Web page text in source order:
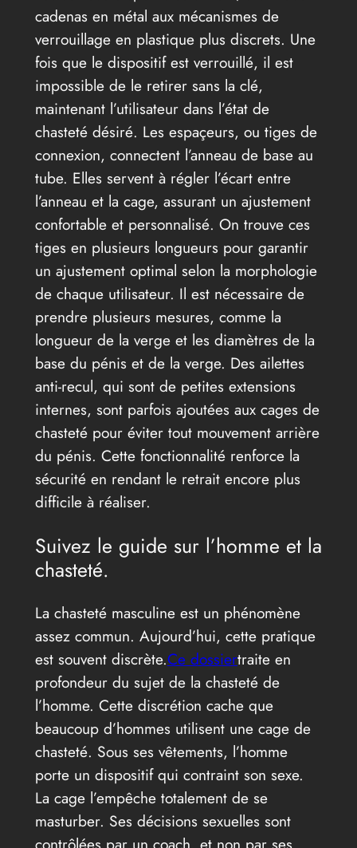
cadenas en métal aux mécanismes de
verrouillage en plastique plus discrets. Une
fois que le dispositif est verrouillé, il est
impossible de le retirer sans la clé,
maintenant l’utilisateur dans l’état de
chasteté désiré. Les espaçeurs, ou tiges de
connexion, connectent l’anneau de base au
tube. Elles servent à régler l’écart entre
l’anneau et la cage, assurant un ajustement
confortable et personnalisé. On trouve ces
tiges en plusieurs longueurs pour garantir
un ajustement optimal selon la morphologie
de chaque utilisateur. Il est nécessaire de
prendre plusieurs mesures, comme la
longueur de la verge et les diamètres de la
base du pénis et de la verge. Des ailettes
anti-recul, qui sont de petites extensions
internes, sont parfois ajoutées aux cages de
chasteté pour éviter tout mouvement arrière
du pénis. Cette fonctionnalité renforce la
sécurité en rendant le retrait encore plus
difficile à réaliser.
Suivez le guide sur l’homme et la
chasteté.
La chasteté masculine est un phénomène
assez commun. Aujourd’hui, cette pratique
est souvent discrète.Ce dossiertraite en
profondeur du sujet de la chasteté de
l’homme. Cette discrétion cache que
beaucoup d’hommes utilisent une cage de
chasteté. Sous ses vêtements, l’homme
porte un dispositif qui contraint son sexe.
La cage l’empêche totalement de se
masturber. Ses décisions sexuelles sont